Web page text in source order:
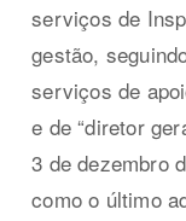
serviços de
gestão,
serviços de
e de “diretor
3 de dezembro
como o último